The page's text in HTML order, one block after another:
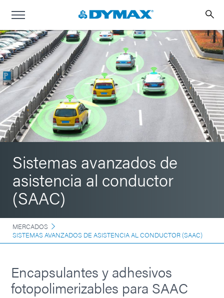
Sistemas avanzados de
asistencia al conductor
(SAAC)
MERCADOS
SISTEMAS AVANZADOS DE ASISTENCIA AL CONDUCTOR (SAAC)
Encapsulantes y adhesivos
fotopolimerizables para SAAC